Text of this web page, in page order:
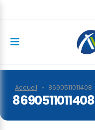
Accueil » 8690511011408
8690511011408